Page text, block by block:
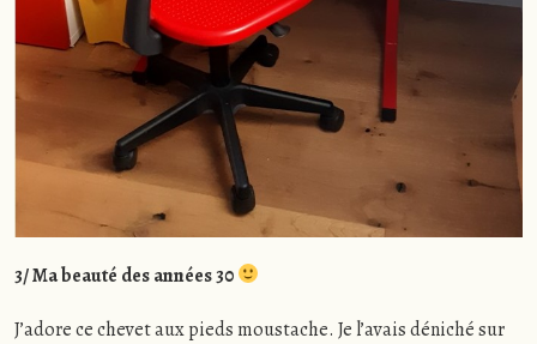
3/ Ma beauté des années 30
J’adore ce chevet aux pieds moustache. Je l’avais déniché sur